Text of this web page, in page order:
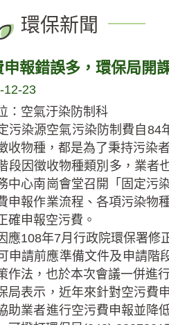
環保新聞
報錯誤多，環保局開
12-23
：空氣汙染防制科
源空氣污染防制費自84年
收物種，都是為了秉持污染
徵收物種類別多，業者也
中心南崗會堂召開「固定污
申報作業流程、各項污染物
確申報空污費。
年7月行政院環保署修正
申請前應準備文件及申請階
作法，也於本次會議一併進
示，近年來針對空污費申
助業者進行空污費申報並降